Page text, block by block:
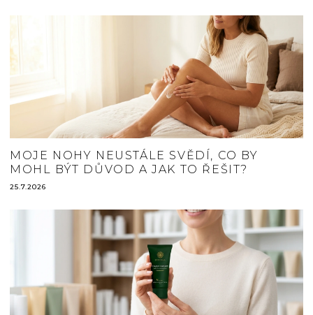
MOJE NOHY NEUSTÁLE SVĚDÍ, CO BY
MOHL BÝT DŮVOD A JAK TO ŘEŠIT?
25.7.2026